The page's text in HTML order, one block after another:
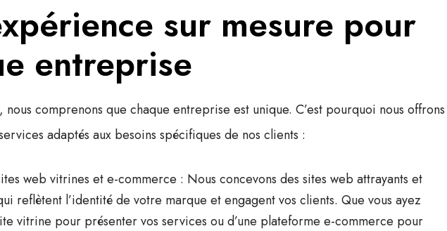
sur mesure pour
entreprise
nous comprenons que chaque entreprise est unique. C’est pourquoi nous offrons
adaptés aux besoins spécifiques de nos clients :
web vitrines et e-commerce : Nous concevons des sites web attrayants et
reflètent l’identité de votre marque et engagent vos clients. Que vous ayez
vitrine pour présenter vos services ou d’une plateforme e-commerce pour